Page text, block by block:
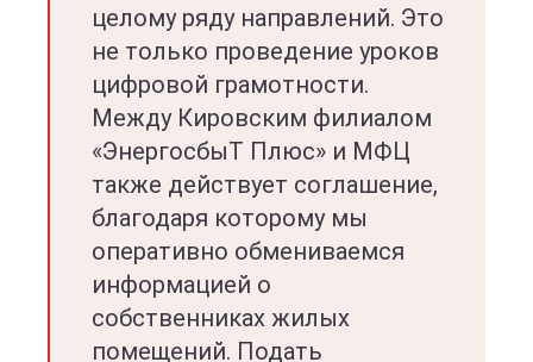
целому ряду направлений. Это
не только проведение уроков
цифровой грамотности.
Между Кировским филиалом
«ЭнергосбыТ Плюс» и МФЦ
также действует соглашение,
благодаря которому мы
оперативно обмениваемся
информацией о
собственниках жилых
помещений. Подать